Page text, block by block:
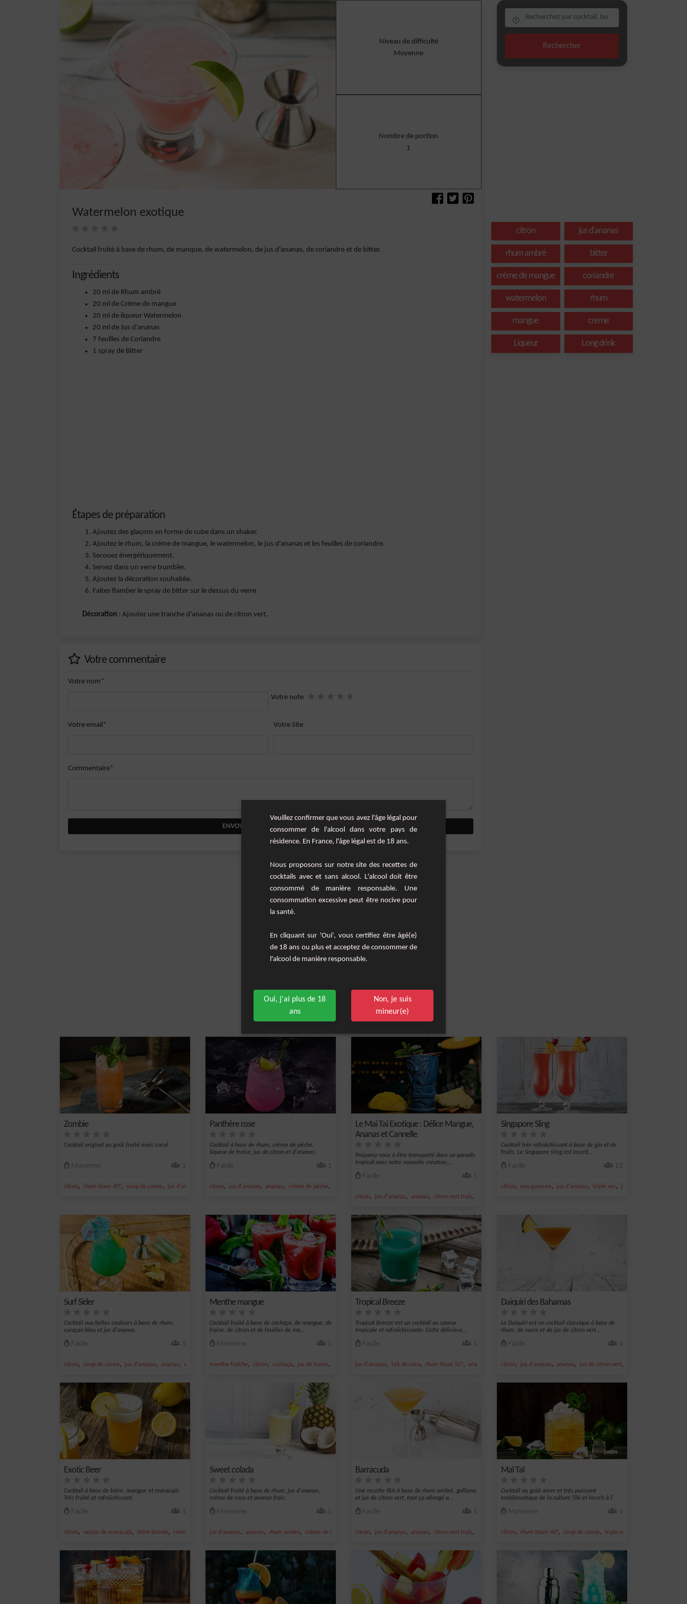
Niveau de difficulté
Moyenne
Nombre de portion
1
Watermelon exotique
Cocktail fruité à base de rhum, de manque, de watermelon, de jus d'ananas, de coriandre et de bitter.
Ingrédients
20 ml de Rhum ambré
20 ml de Crème de mangue
20 ml de liqueur Watermelon
20 ml de Jus d'ananas
7 feuilles de Coriandre
1 spray de Bitter
Étapes de préparation
Ajoutez des glaçons en forme de cube dans un shaker.
Ajoutez le rhum, la crème de mangue, le watermelon, le jus d'ananas et les feuilles de coriandre.
Secouez énergétiquement.
Servez dans un verre trumbler.
Ajoutez la décoration souhaitée.
Faites flamber le spray de bitter sur le dessus du verre
Décoration : Ajoutez une tranche d'ananas ou de citron vert.
Votre commentaire
Votre nom*
Votre note
Votre email* Votre Site
Commentaire*
ENVOYER VOTRE COMMENTAIRE
Rechercher
citron jus d'ananas
rhum ambré bitter
crème de mangue coriandre
watermelon rhum
mangue creme
Liqueur Long drink
Les cocktails similaires
Zombie
Cocktail original au goût fruité mais corsé.
Moyenne 1
citron, rhum blanc 40°, sirop de canne, jus d'ananas jus de citron vert
Panthère rose
Cocktail à base de rhum, crème de pêche,
liqueur de fraise, jus de citron et d'ananas.
Facile 1
citron, jus d'ananas, ananas, crème de pêche,
Le Mai Tai Exotique : Délice Mangue,
Ananas et Cannelle
Préparez-vous à être transporté dans un paradis
tropical avec notre nouvelle création,...
Facile 1
citron, jus d'ananas, ananas, citron vert frais,
Singapore Sling
Cocktail très rafraîchissant à base de gin et de
fruits. Le Singapore sling est inscrit...
Facile 12
citron, eau gazeuse, jus d'ananas, triple sec, jus de citron vert
Surf Sider
Cocktail aux belles couleurs à base de rhum,
curaçao bleu et jus d'ananas.
Facile 1
citron, sirop de canne, jus d'ananas, ananas, sucre
Menthe mangue
Cocktail fruité à base de cachaça, de mangue, de
fraise, de citron et de feuilles de me...
Moyenne 1
menthe fraîche, citron, cachaça, jus de fraise, nectar de citron
Tropical Breeze
Tropical Breeze est un cocktail au saveur
tropicale et rafraîchissante. Cette délicieus...
Facile 1
jus d'ananas, lait de coco, rhum blanc 55°, ananas noix de coco
Daiquiri des Bahamas
Le Daiquiri est un cocktail classique à base de
rhum, de sucre et de jus de citron vert...
Facile 1
citron, jus d'ananas, ananas, jus de citron vert,
Exotic Beer
Cocktail à base de bière, mangue et maracujà.
Très fruité et rafraîchissant.
Facile 1
citron, nectar de maracujà, bière blonde, crème de mangue,mangue
Sweet colada
Cocktail fruité à base de rhum, jus d'ananas,
crème de coco et ananas frais.
Moyenne 1
jus d'ananas, ananas, rhum ambré, crème de coco rhum
Barracuda
Une recette IBA à base de rhum ambré, galliano
et jus de citron vert, tout ça allongé a...
Facile 1
citron, jus d'ananas, ananas, citron vert frais, jus de citron vert
Maï Taï
Cocktail au goût amer et très puissant
emblématique de la culture Tiki et inscrit à l'
Moyenne 1
citron, rhum blanc 40°, sirop de canne, triple sec
Veuillez confirmer que vous avez l'âge légal pour
consommer de l'alcool dans votre pays de
résidence. En France, l'âge légal est de 18 ans.
Nous proposons sur notre site des recettes de
cocktails avec et sans alcool. L'alcool doit être
consommé de manière responsable. Une
consommation excessive peut être nocive pour
la santé.
En cliquant sur 'Oui', vous certifiez être âgé(e)
de 18 ans ou plus et acceptez de consommer de
l'alcool de manière responsable.
Oui, j'ai plus de 18
ans
Non, je suis
mineur(e)